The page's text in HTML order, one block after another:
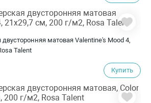
матовая Valentine's Mood 4,
Talent
Купить